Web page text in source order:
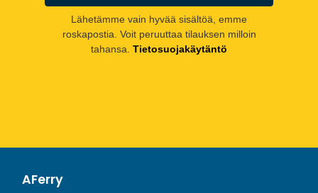
Lähetämme vain hyvää sisältöä, emme
roskapostia. Voit peruuttaa tilauksen milloin
tahansa. Tietosuojakäytäntö
AFerry